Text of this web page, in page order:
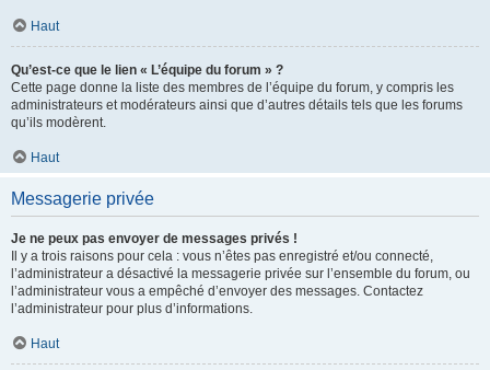
Haut
Qu’est-ce que le lien « L’équipe du forum » ?
Cette page donne la liste des membres de l’équipe du forum, y compris les
administrateurs et modérateurs ainsi que d’autres détails tels que les forums
qu’ils modèrent.
Haut
Messagerie privée
Je ne peux pas envoyer de messages privés !
Il y a trois raisons pour cela : vous n’êtes pas enregistré et/ou connecté,
l’administrateur a désactivé la messagerie privée sur l’ensemble du forum, ou
l’administrateur vous a empêché d’envoyer des messages. Contactez
l’administrateur pour plus d’informations.
Haut